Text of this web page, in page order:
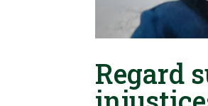
Regard